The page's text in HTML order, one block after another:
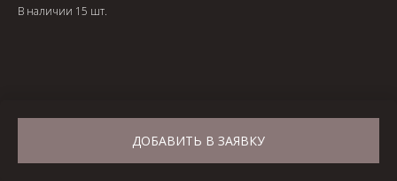
ДОБАВИТЬ В ЗАЯВКУ
В наличии 15 шт.